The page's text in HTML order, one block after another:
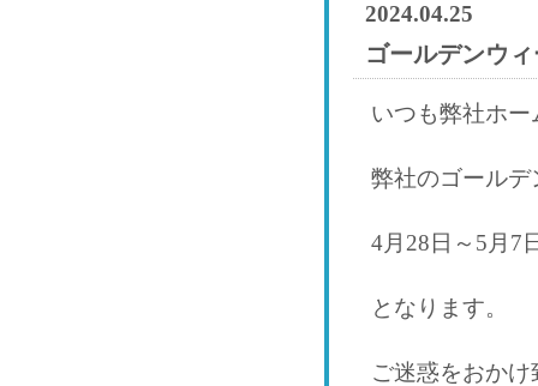
2024.04.25
ゴールデンウ
いつも弊社ホ
弊社のゴール
4月28日～5月
となります。
ご迷惑をおか